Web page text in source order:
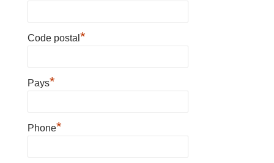
Code postal *
Pays*
Phone*